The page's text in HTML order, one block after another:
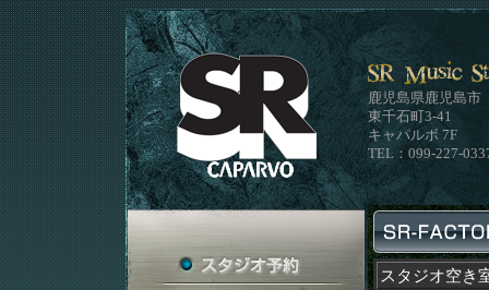
鹿児島県鹿児島市
東千石町3-41
キャパルボ 7F
TEL：099-227-
スタジオ空き